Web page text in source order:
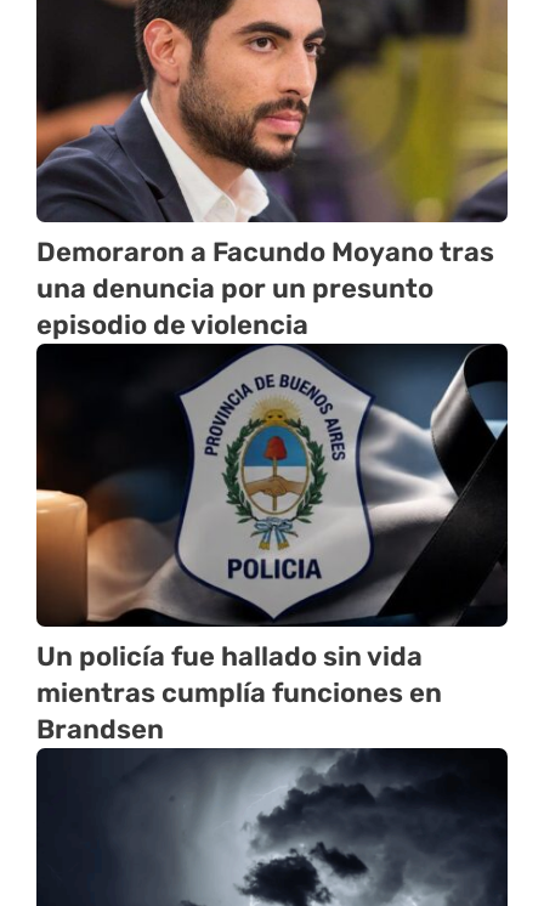
Demoraron a Facundo Moyano tras
una denuncia por un presunto
episodio de violencia
Un policía fue hallado sin vida
mientras cumplía funciones en
Brandsen